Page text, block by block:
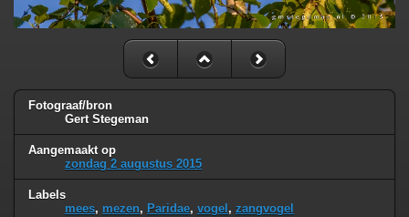
Fotograaf/bron
Gert Stegeman
Aangemaakt op
zondag 2 augustus 2015
Labels
mees, mezen, Paridae, vogel , zangvogel